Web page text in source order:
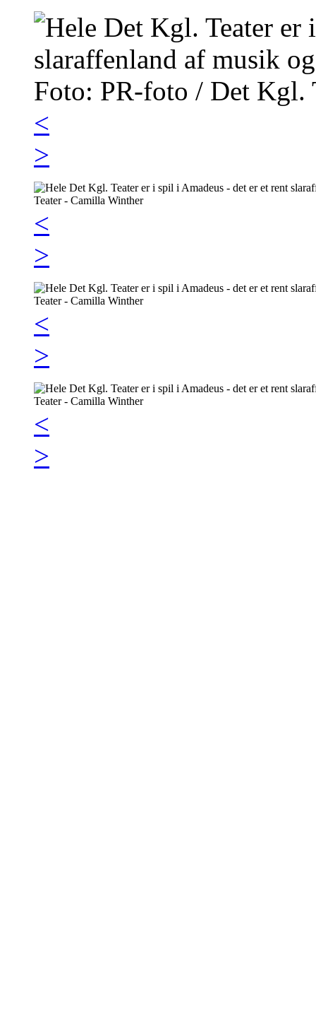
<
>
<
>
<
>
<
>